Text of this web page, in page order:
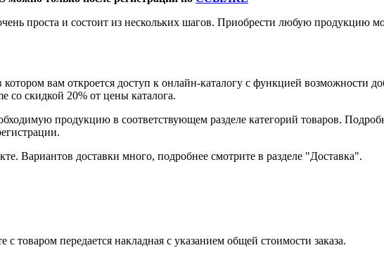
проста и состоит из нескольких шагов. Приобрести любую продукцию
вам откроется доступ к онлайн-каталогу с функцией возможности
со скидкой 20% от цены каталога.
продукцию в соответствующем разделе категорий товаров.
Вариантов доставки много, подробнее смотрите в разделе "Доставка".
товаром передается накладная с указанием общей стоимости заказа.